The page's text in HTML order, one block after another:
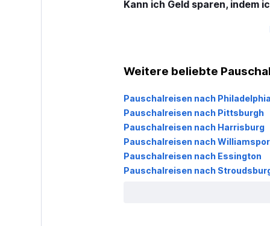
Kann ich Geld sparen, indem
Weitere beliebte
Pauschalreisen nach Philadelphia
Pauschalreisen nach Pittsburgh
Pauschalreisen nach Harrisburg
Pauschalreisen nach
Pauschalreisen nach Essington
Pauschalreisen nach